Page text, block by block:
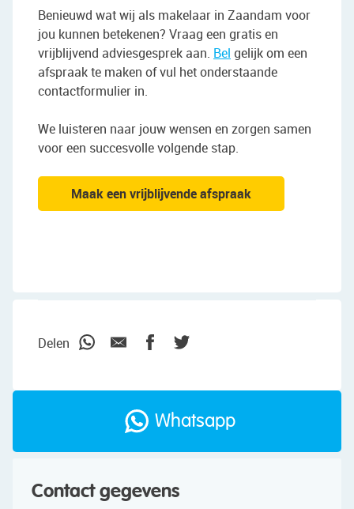
Benieuwd wat wij als makelaar in Zaandam voor
jou kunnen betekenen? Vraag een gratis en
vrijblijvend adviesgesprek aan. Bel gelijk om een
afspraak te maken of vul het onderstaande
contactformulier in.
We luisteren naar jouw wensen en zorgen samen
voor een succesvolle volgende stap.
Maak een vrijblijvende afspraak
Delen
Whatsapp
Contact gegevens